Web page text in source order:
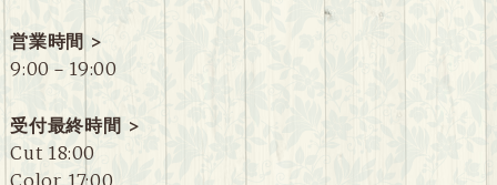
営業時間 >
9:00－19:00
受付最終時間 >
Cut 18:00
Color 17:00